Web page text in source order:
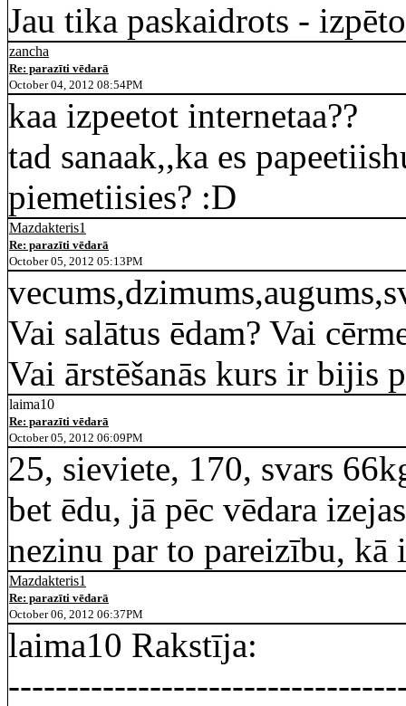
Jau tika paskaidrots -
zancha
Re: parazīti vēdarā
October 04, 2012 08:54PM
kaa izpeetot internetaa??
tad sanaak,,ka es
piemetiisies? :D
Mazdakteris1
Re: parazīti vēdarā
October 05, 2012 05:13PM
Vai salātus ēdam? Vai
Vai ārstēšanās kurs ir bijis
laima10
Re: parazīti vēdarā
October 05, 2012 06:09PM
25, sieviete, 170, svars
bet ēdu, jā pēc vēdara
nezinu par to pareizību, kā
Mazdakteris1
Re: parazīti vēdarā
October 06, 2012 06:37PM
laima10 Rakstīja: